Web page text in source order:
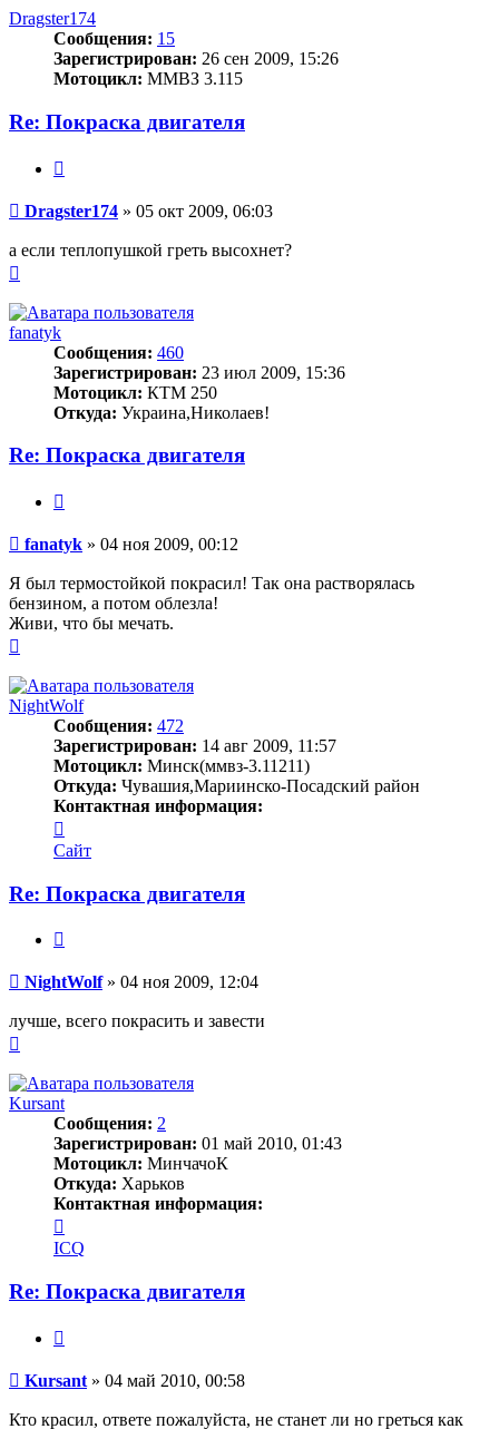
началу
Dragster174
Сообщения: 15
Зарегистрирован: 26 сен 2009, 15:26
Мотоцикл: ММВЗ 3.115
Re: Покраска двигателя
Сообщение
Dragster174 » 05 окт 2009, 06:03
а если теплопушкой греть высохнет?
началу
fanatyk
Сообщения: 460
Зарегистрирован: 23 июл 2009, 15:36
Мотоцикл: КТМ 250
Откуда: Украина,Николаев!
Re: Покраска двигателя
Сообщение
fanatyk » 04 ноя 2009, 00:12
Я был термостойкой покрасил! Так она растворялась
бензином, а потом облезла!
Живи, что бы мечать.
началу
NightWolf
Сообщения: 472
Зарегистрирован: 14 авг 2009, 11:57
Мотоцикл: Минск(ммвз-3.11211)
Откуда: Чувашия,Мариинско-Посадский район
Контактная информация:
информация
пользователя
Сайт
Re: Покраска двигателя
Сообщение
NightWolf» 04 ноя 2009, 12:04
лучше, всего покрасить и завести
началу
Kursant
Сообщения: 2
Зарегистрирован: 01 май 2010, 01:43
Мотоцикл: МинчачоК
Откуда: Харьков
Контактная информация:
информация
пользователя
ICQ
Re: Покраска двигателя
Сообщение
Kursant » 04 май 2010, 00:58
Кто красил, ответе пожалуйста, не станет ли но греться как